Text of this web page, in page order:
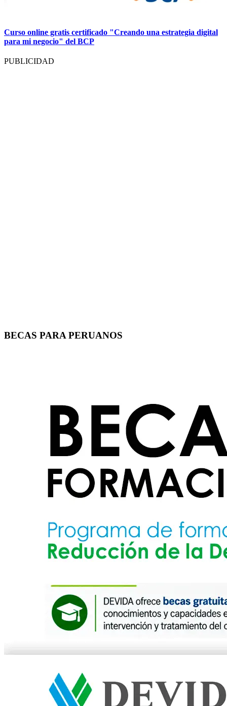
Curso online gratis certificado "Creando una estrategia digital
para mi negocio" del BCP
PUBLICIDAD
BECAS PARA PERUANOS